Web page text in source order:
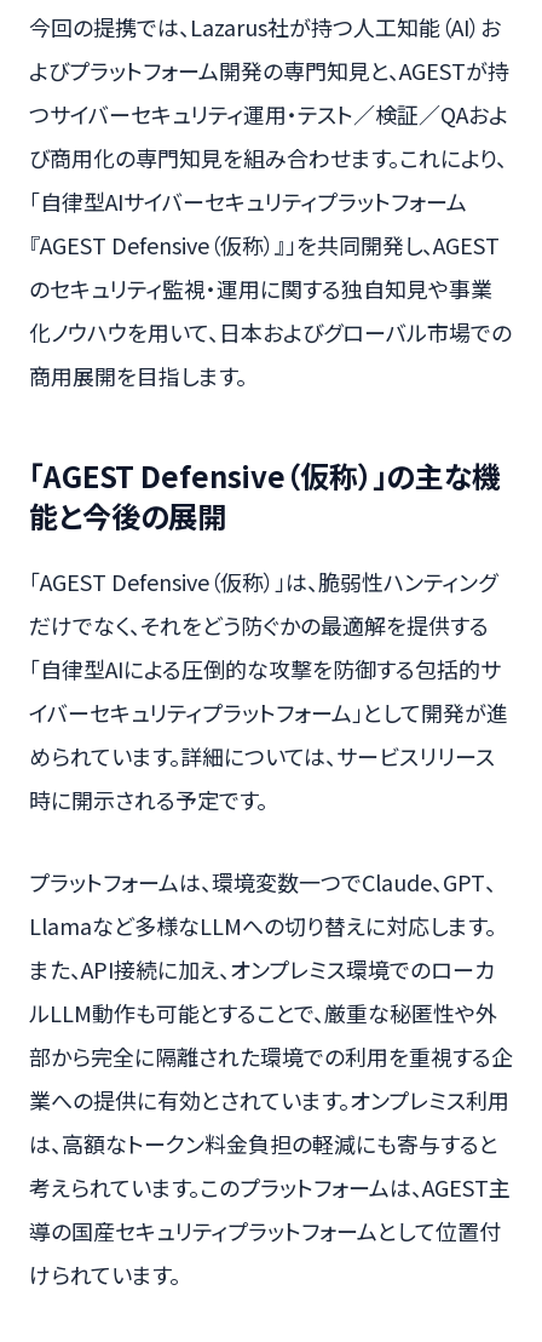
今回の提携では、Lazarus社が持つ人工知能（AI）お
よびプラットフォーム開発の専門知見と、AGESTが持
つサイバーセキュリティ運用・テスト／検証／QAおよ
び商用化の専門知見を組み合わせます。これにより、
「自律型AIサイバーセキュリティプラットフォーム
『AGEST Defensive（仮称）』」を共同開発し、AGEST
のセキュリティ監視・運用に関する独自知見や事業
化ノウハウを用いて、日本およびグローバル市場での
商用展開を目指します。
「AGEST Defensive（仮称）」の主な機
能と今後の展開
「AGEST Defensive（仮称）」は、脆弱性ハンティング
だけでなく、それをどう防ぐかの最適解を提供する
「自律型AIによる圧倒的な攻撃を防御する包括的サ
イバーセキュリティプラットフォーム」として開発が進
められています。詳細については、サービスリリース
時に開示される予定です。
プラットフォームは、環境変数一つでClaude、GPT、
Llamaなど多様なLLMへの切り替えに対応します。
また、API接続に加え、オンプレミス環境でのローカ
ルLLM動作も可能とすることで、厳重な秘匿性や外
部から完全に隔離された環境での利用を重視する企
業への提供に有効とされています。オンプレミス利用
は、高額なトークン料金負担の軽減にも寄与すると
考えられています。このプラットフォームは、AGEST主
導の国産セキュリティプラットフォームとして位置付
けられています。